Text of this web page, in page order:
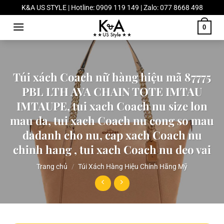
Chuyển
đến
dung
K&A US STYLE | Hotline: 0909 119 149 | Zalo: 077 8668 498
0
Túi xách Coach nữ hàng hiệu mã 87775
PBL LTH AVA CHAIN TOTE IMTAU
IMTAUPE, tui xach Coach nu size lon
mau da, tui xach Coach nu cong so mau
dadanh cho nu, cap xach Coach nu
chinh hang , tui xach Coach nu deo vai
Trang chủ / Túi Xách Hàng Hiệu Chính Hãng Mỹ